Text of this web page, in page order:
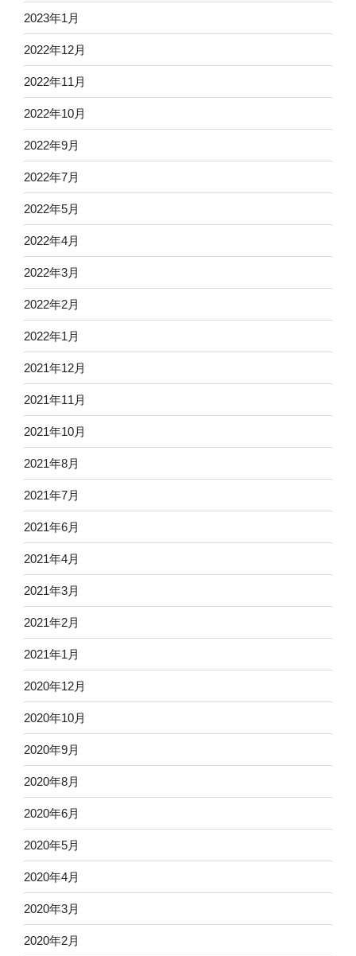
2023年1月
2022年12月
2022年11月
2022年10月
2022年9月
2022年7月
2022年5月
2022年4月
2022年3月
2022年2月
2022年1月
2021年12月
2021年11月
2021年10月
2021年8月
2021年7月
2021年6月
2021年4月
2021年3月
2021年2月
2021年1月
2020年12月
2020年10月
2020年9月
2020年8月
2020年6月
2020年5月
2020年4月
2020年3月
2020年2月